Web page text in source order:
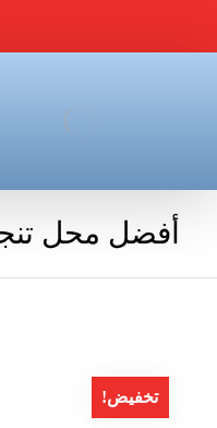
أفضل محل تنجيد
تخفيض!